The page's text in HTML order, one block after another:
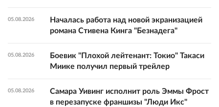
05.08.2026
Началась работа над новой экранизацией
романа Стивена Кинга "Безнадега"
05.08.2026
Боевик "Плохой лейтенант: Токио" Такаси
Миике получил первый трейлер
05.08.2026
Самара Уивинг исполнит роль Эммы Фрост
в перезапуске франшизы "Люди Икс"